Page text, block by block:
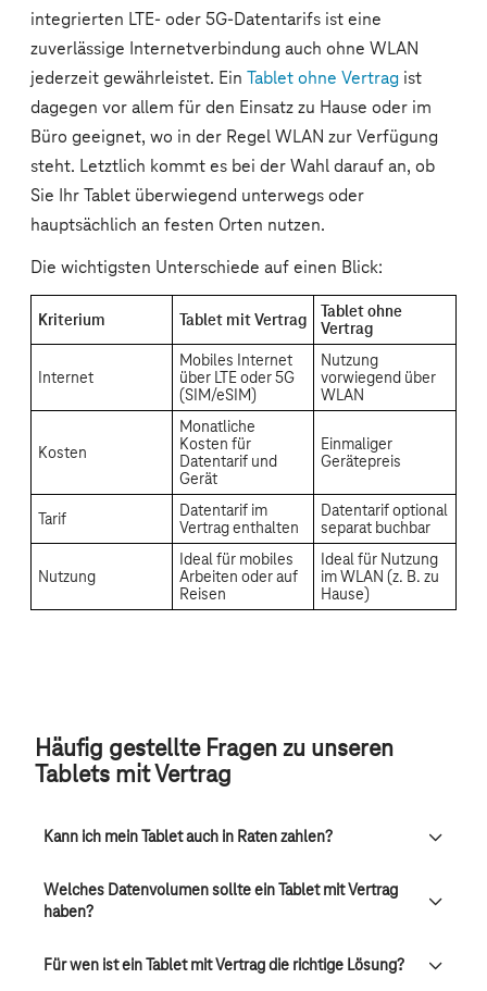
Häufig gestellte Fragen zu unseren
Tablets mit Vertrag
Kann ich mein Tablet auch in Raten zahlen?
Welches Datenvolumen sollte ein Tablet mit Vertrag
haben?
Für wen ist ein Tablet mit Vertrag die richtige Lösung?